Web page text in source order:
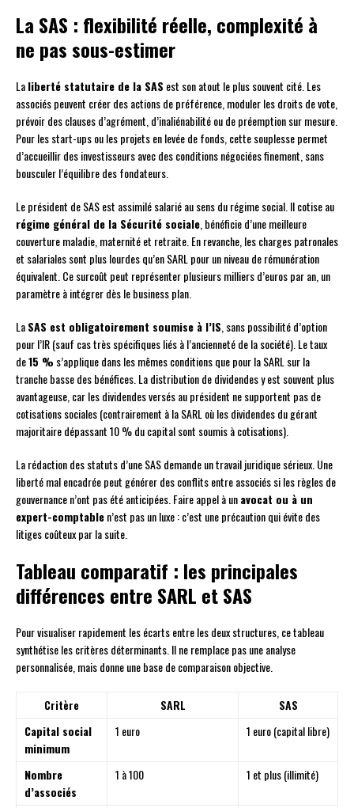
La SAS : flexibilité réelle, complexité à
ne pas sous-estimer
Laliberté statutaire de la SAS est son atout le plus souvent cité. Les
associés peuvent créer des actions de préférence, moduler les droits de vote,
prévoir des clauses d’agrément, d’inaliénabilité ou de préemption sur mesure.
Pour les start-ups ou les projets en levée de fonds, cette souplesse permet
d’accueillir des investisseurs avec des conditions négociées finement, sans
bousculer l’équilibre des fondateurs.
Le président de SAS est assimilé salarié au sens du régime social. Il cotise au
régime général de la Sécurité sociale , bénéficie d’une meilleure
couverture maladie, maternité et retraite. En revanche, les charges patronales
et salariales sont plus lourdes qu’en SARL pour un niveau de rémunération
équivalent. Ce surcoût peut représenter plusieurs milliers d’euros par an, un
paramètre à intégrer dès le business plan.
LaSAS est obligatoirement soumise à l’IS , sans possibilité d’option
pour l’IR (sauf cas très spécifiques liés à l’ancienneté de la société). Le taux
de15 % s’applique dans les mêmes conditions que pour la SARL sur la
tranche basse des bénéfices. La distribution de dividendes y est souvent plus
avantageuse, car les dividendes versés au président ne supportent pas de
cotisations sociales (contrairement à la SARL où les dividendes du gérant
majoritaire dépassant 10 % du capital sont soumis à cotisations).
La rédaction des statuts d’une SAS demande un travail juridique sérieux. Une
liberté mal encadrée peut générer des conflits entre associés si les règles de
gouvernance n’ont pas été anticipées. Faire appel à unavocat ou à un
expert-comptablen’est pas un luxe : c’est une précaution qui évite des
litiges coûteux par la suite.
Tableau comparatif : les principales
différences entre SARL et SAS
Pour visualiser rapidement les écarts entre les deux structures, ce tableau
synthétise les critères déterminants. Il ne remplace pas une analyse
personnalisée, mais donne une base de comparaison objective.
Critère SARL
SAS
Capital social
minimum
1 euro 1 euro (capital libre)
Nombre
d’associés
1 à 100 1 et plus (illimité)